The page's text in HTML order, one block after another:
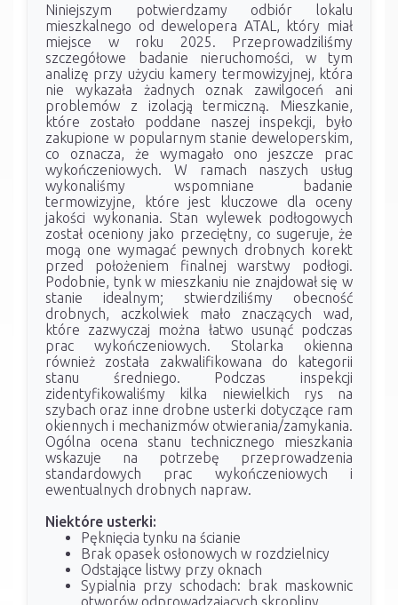
Niniejszym potwierdzamy odbiór lokalu
mieszkalnego od dewelopera ATAL, który miał
miejsce w roku 2025. Przeprowadziliśmy
szczegółowe badanie nieruchomości, w tym
analizę przy użyciu kamery termowizyjnej, która
nie wykazała żadnych oznak zawilgoceń ani
problemów z izolacją termiczną. Mieszkanie,
które zostało poddane naszej inspekcji, było
zakupione w popularnym stanie deweloperskim,
co oznacza, że wymagało ono jeszcze prac
wykończeniowych. W ramach naszych usług
wykonaliśmy wspomniane badanie
termowizyjne, które jest kluczowe dla oceny
jakości wykonania. Stan wylewek podłogowych
został oceniony jako przeciętny, co sugeruje, że
mogą one wymagać pewnych drobnych korekt
przed położeniem finalnej warstwy podłogi.
Podobnie, tynk w mieszkaniu nie znajdował się w
stanie idealnym; stwierdziliśmy obecność
drobnych, aczkolwiek mało znaczących wad,
które zazwyczaj można łatwo usunąć podczas
prac wykończeniowych. Stolarka okienna
również została zakwalifikowana do kategorii
stanu średniego. Podczas inspekcji
zidentyfikowaliśmy kilka niewielkich rys na
szybach oraz inne drobne usterki dotyczące ram
okiennych i mechanizmów otwierania/zamykania.
Ogólna ocena stanu technicznego mieszkania
wskazuje na potrzebę przeprowadzenia
standardowych prac wykończeniowych i
ewentualnych drobnych napraw.
Niektóre usterki:
Pęknięcia tynku na ścianie
Brak opasek osłonowych w rozdzielnicy
Odstające listwy przy oknach
Sypialnia przy schodach: brak maskownic
otworów odprowadzających skropliny